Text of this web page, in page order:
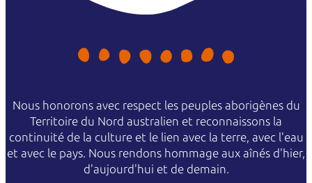
Nous honorons avec respect les peuples aborigènes du
Territoire du Nord australien et reconnaissons la
continuité de la culture et le lien avec la terre, avec l'eau
et avec le pays. Nous rendons hommage aux aînés d'hier,
d'aujourd'hui et de demain.